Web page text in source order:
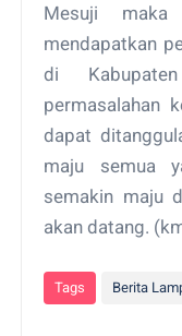
Mesuji maka
mendapatkan
di
permasalahan
dapat
maju semua
semakin maju
akan datang.
Tags Berita